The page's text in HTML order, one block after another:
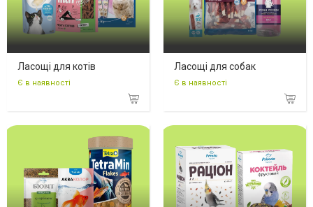
Ласощі для котів
Є в наявності
Ласощі для собак
Є в наявності